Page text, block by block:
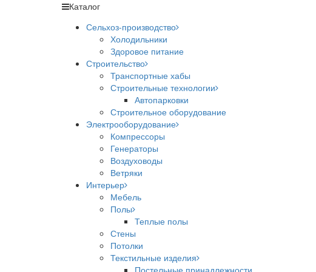
Каталог
Сельхоз-производство
Холодильники
Здоровое питание
Строительство
Транспортные хабы
Строительные технологии
Автопарковки
Строительное оборудование
Электрооборудование
Компрессоры
Генераторы
Воздуховоды
Ветряки
Интерьер
Мебель
Полы
Теплые полы
Стены
Потолки
Текстильные изделия
Постельные принадлежности